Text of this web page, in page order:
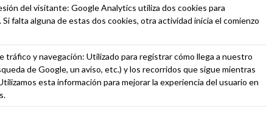
del visitante: Google Analytics utiliza dos cookies para
falta alguna de estas dos cookies, otra actividad inicia el comienzo
tráfico y navegación: Utilizado para registrar cómo llega a nuestro
de Google, un aviso, etc.) y los recorridos que sigue mientras
esta información para mejorar la experiencia del usuario en